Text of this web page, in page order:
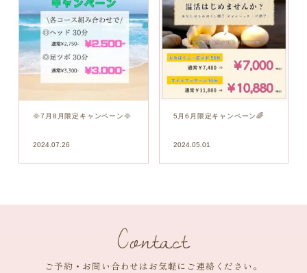
🌞7月8月限定キャンペーン🌞
2024.07.26
5月6月限定キャンペーン🌈
2024.05.01
Contact
ご予約・お問い合わせはお気軽にご連絡ください。